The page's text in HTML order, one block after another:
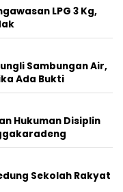
LPG 3 Kg,
Sambungan Air,
Ada Bukti
Hukuman Disiplin
Sekolah Rakyat